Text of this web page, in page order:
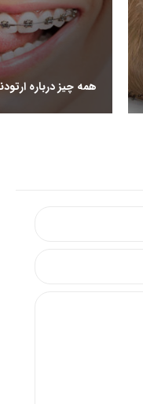
همه چیز درباره